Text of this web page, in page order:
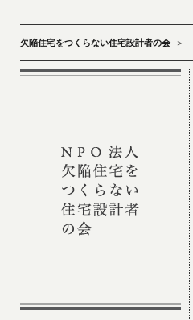
欠陥住宅をつくらない住宅設計者の会 ＞